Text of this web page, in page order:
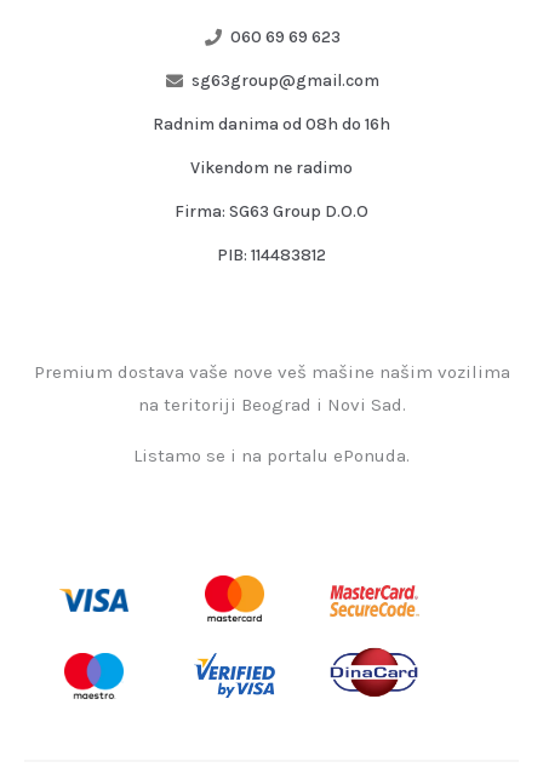
060 69 69 623
sg63group@gmail.com
Radnim danima od 08h do 16h
Vikendom ne radimo
Firma: SG63 Group D.O.O
PIB: 114483812
Premium dostava vaše nove veš mašine našim vozilima
na teritoriji Beograd i Novi Sad.
Listamo se i na portalu ePonuda.